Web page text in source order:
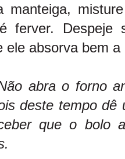
manteiga,
ferver. Despeje
ele absorva bem a
abra o forno
deste tempo dê
que o bolo